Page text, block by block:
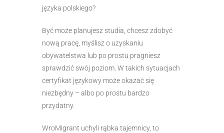
języka polskiego?
Być może planujesz studia, chcesz zdobyć
nową pracę, myślisz o uzyskaniu
obywatelstwa lub po prostu pragniesz
sprawdzić swój poziom. W takich sytuacjach
certyfikat językowy może okazać się
niezbędny – albo po prostu bardzo
przydatny.
WroMigrant uchyli rąbka tajemnicy, to